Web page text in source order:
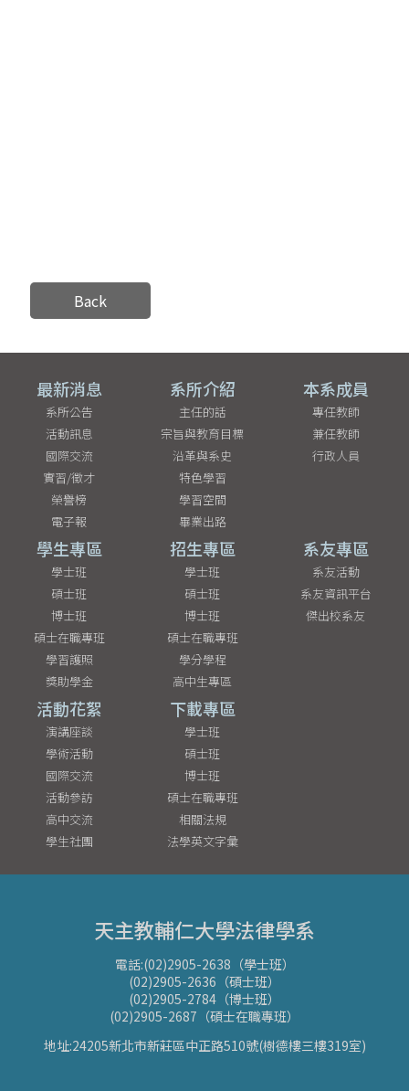
Back
最新消息
系所公告
活動訊息
國際交流
實習/徵才
榮譽榜
電子報
系所介紹
主任的話
宗旨與教育目標
沿革與系史
特色學習
學習空間
畢業出路
本系成員
專任教師
兼任教師
行政人員
學生專區
學士班
碩士班
博士班
碩士在職專班
學習護照
獎助學金
招生專區
學士班
碩士班
博士班
碩士在職專班
學分學程
高中生專區
系友專區
系友活動
系友資訊平台
傑出校系友
活動花絮
演講座談
學術活動
國際交流
活動參訪
高中交流
學生社團
下載專區
學士班
碩士班
博士班
碩士在職專班
相關法規
法學英文字彙
天主教輔仁大學法律學系
電話:(02)2905-2638（學士班）
(02)2905-2636（碩士班）
(02)2905-2784（博士班）
(02)2905-2687（碩士在職專班）
地址:24205新北市新莊區中正路510號(樹德樓三樓319室)